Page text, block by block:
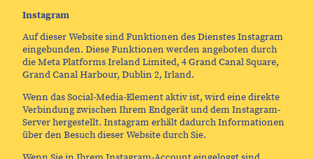
Instagram
Auf dieser Website sind Funktionen des Dienstes Instagram
eingebunden. Diese Funktionen werden angeboten durch
die Meta Platforms Ireland Limited, 4 Grand Canal Square,
Grand Canal Harbour, Dublin 2, Irland.
Wenn das Social-Media-Element aktiv ist, wird eine direkte
Verbindung zwischen Ihrem Endgerät und dem Instagram-
Server hergestellt. Instagram erhält dadurch Informationen
über den Besuch dieser Website durch Sie.